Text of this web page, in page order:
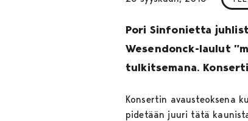
Pori Sinfonietta
Wesendonck-laulut
tulkitsemana.
Konsertin avausteoksena
pidetään juuri tätä